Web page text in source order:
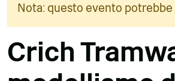
Nota: questo evento
Crich